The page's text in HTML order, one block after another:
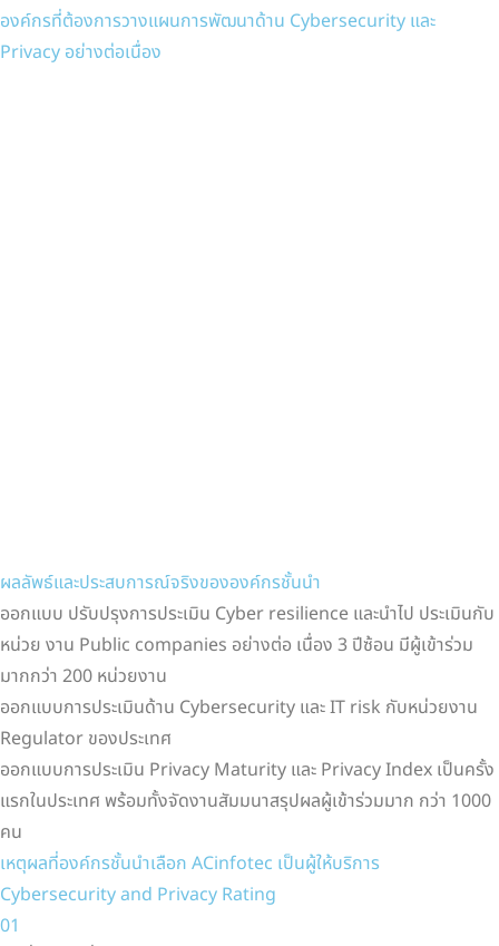
องค์กรที่ต้องการวางแผนการพัฒนาด้าน Cybersecurity และ
Privacy อย่างต่อเนื่อง
ผลลัพธ์และประสบการณ์จริงขององค์กรชั้นนำ
ออกแบบ ปรับปรุงการประเมิน Cyber resilience และนำไป ประเมินกับ
หน่วย งาน Public companies อย่างต่อ เนื่อง 3 ปีซ้อน มีผู้เข้าร่วม
มากกว่า 200 หน่วยงาน
ออกแบบการประเมินด้าน Cybersecurity และ IT risk กับหน่วยงาน
Regulator ของประเทศ
ออกแบบการประเมิน Privacy Maturity และ Privacy Index เป็นครั้ง
แรกในประเทศ พร้อมทั้งจัดงานสัมมนาสรุปผลผู้เข้าร่วมมาก กว่า 1000
คน
เหตุผลที่องค์กรชั้นนำเลือก ACinfotec เป็นผู้ให้บริการ
Cybersecurity and Privacy Rating
01